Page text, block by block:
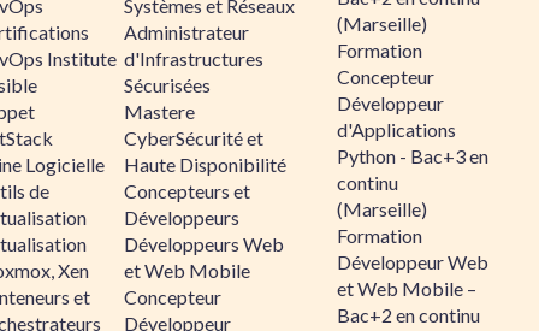
Institute
Logicielle
de
Xen
et
Systèmes et Réseaux
Administrateur
d'Infrastructures
Sécurisées
Mastere
CyberSécurité et
Haute Disponibilité
Concepteurs et
Développeurs
Développeurs Web
et Web Mobile
Concepteur
Développeur
(Marseille)
Formation
Concepteur
Développeur
d'Applications
Python - Bac+3 en
continu
(Marseille)
Formation
Développeur Web
et Web Mobile –
Bac+2 en continu